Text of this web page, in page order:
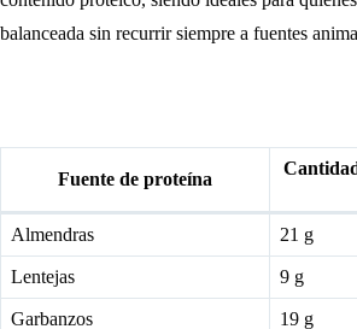
balanceada sin recurrir siempre a fuentes
Fuente de proteína
Almendras 21 g
Lentejas 9 g
Garbanzos
19 g